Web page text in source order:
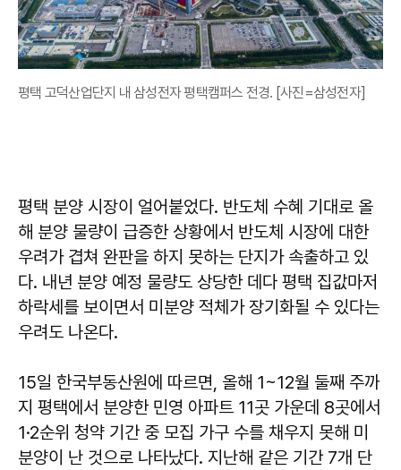
평택 고덕산업단지 내 삼성전자 평택캠퍼스 전경. [사진=삼성전자]
평택 분양 시장이 얼어붙었다. 반도체 수혜 기대로 올
해 분양 물량이 급증한 상황에서 반도체 시장에 대한
우려가 겹쳐 완판을 하지 못하는 단지가 속출하고 있
다. 내년 분양 예정 물량도 상당한 데다 평택 집값마저
하락세를 보이면서 미분양 적체가 장기화될 수 있다는
우려도 나온다.
15일 한국부동산원에 따르면, 올해 1~12월 둘째 주까
지 평택에서 분양한 민영 아파트 11곳 가운데 8곳에서
1·2순위 청약 기간 중 모집 가구 수를 채우지 못해 미
분양이 난 것으로 나타났다. 지난해 같은 기간 7개 단